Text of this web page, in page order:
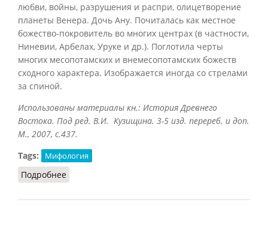
любви, войны, разрушения и распри, олицетворение
планеты Венера. Дочь Ану. Почиталась как местное
божество-покровитель во многих центрах (в частности,
Ниневии, Арбелах, Уруке и др.). Поглотила черты
многих месопотамских и внемесопотамских божеств
сходного характера. Изображается иногда со стрелами
за спиной.
Использованы материалы кн.: История Древнего
Востока. Под ред. В.И. Кузищина. 3-5 изд. перереб. и доп.
М., 2007, с.437.
Tags:
Мифология
Подробнее